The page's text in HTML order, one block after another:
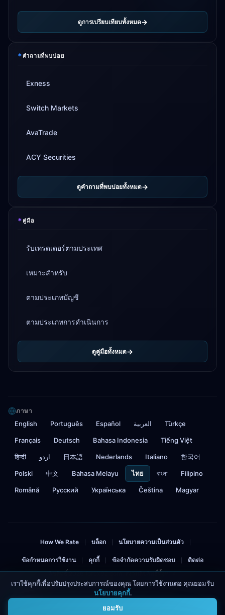
ดูการเปรียบเทียบทั้งหมด
*คำถามที่พบบ่อย
Exness
Switch Markets
AvaTrade
ACY Securities
ดูคำถามที่พบบ่อยทั้งหมด
*คู่มือ
รับเทรดเดอร์ตามประเทศ
เหมาะสำหรับ
ตามประเภทบัญชี
ตามประเภทการดำเนินการ
ดูคู่มือทั้งหมด
ภาษา
English Português Español العربية Türkçe
Français Deutsch Bahasa Indonesia Tiếng Việt
हिन्दी اردو 日本語 Nederlands Italiano 한국어
Polski 中文 Bahasa Melayu ไทย বাংলা Filipino
Română Русский Українська Čeština Magyar
How We Rate บล็อก นโยบายความเป็นส่วนตัว
ข้อกำหนดการใช้งาน คุกกี้ ข้อจำกัดความรับผิดชอบ
ติดต่อ
ลิขสิทธิ์ 2026 forex92.com. สงวนลิขสิทธิ์ทั้งหมด
คำเตือนความเสี่ยง: การซื้อขายฟอเร็กซ์และ CFDs มีความเสี่ยงสูงและอาจทำให้สูญเสียเงิน
ลงทุนของคุณได้ คุณไม่ควรลงทุนเกินกว่าที่จะสามารถเสียได้ เว็บไซต์นี้มีลิงก์พันธมิตร
เราใช้คุกกี้เพื่อปรับปรุงประสบการณ์ของคุณ โดยการใช้งานต่อ คุณยอมรับ
นโยบายคุกกี้.
ยอมรับ